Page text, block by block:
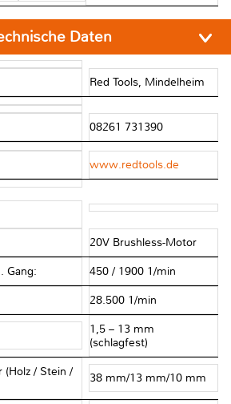
Daten
Red Tools, Mindelheim
08261 731390
www.redtools.de
20V Brushless-Motor
Gang: 450 / 1900 1/min
28.500 1/min
1,5 – 13 mm
(schlagfest)
(Holz / Stein /
38 mm/13 mm/10 mm